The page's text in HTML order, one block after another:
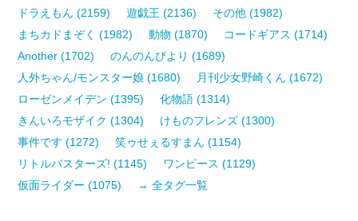
ドラえもん (2159)
遊戯王 (2136)
その他 (1982)
まちカドまぞく (1982)
動物 (1870)
コードギアス (1714)
Another (1702)
のんのんびより (1689)
人外ちゃん/モンスター娘 (1680)
月刊少女野崎くん (1672)
ローゼンメイデン (1395)
化物語 (1314)
きんいろモザイク (1304)
けものフレンズ (1300)
事件です (1272)
笑ゥせぇるすまん (1154)
リトルバスターズ! (1145)
ワンピース (1129)
仮面ライダー (1075)
→ 全タグ一覧